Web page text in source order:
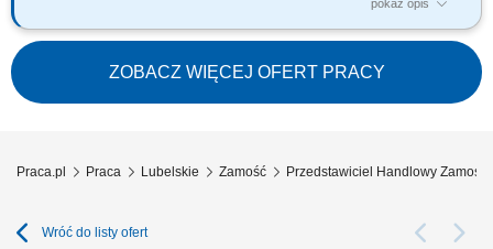
pokaż opis
Twój zakres obowiązków: Aktywny kontakt z klientami sektora HoReCa
oraz promowanie nowoczesnych narzędzi cyfrowych wspierających
rozwój ich biznesu, ze szczególnym naciskiem na rozwiązania
zwiększające efektywność sprzedaży online (strony internetowe, systemy
rezerwacyjne, narzędzia...
ZOBACZ WIĘCEJ OFERT PRACY
Praca.pl Praca Lubelskie Zamość Przedstawiciel Handlowy Zamość
Wróć do listy ofert